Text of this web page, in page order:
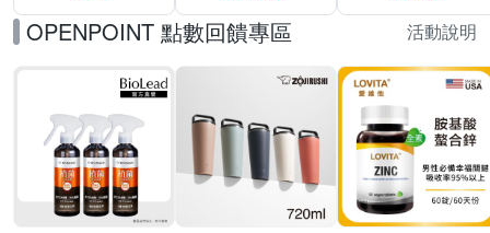
OPENPOINT 點數回饋專區 活動說明